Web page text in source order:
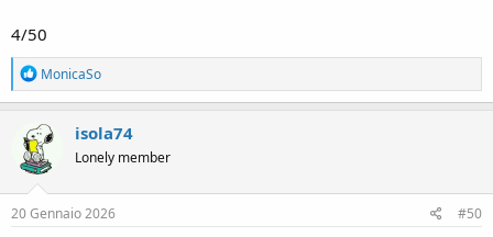
4/50
R
e
a
c
t
i
o
n
s
MonicaSo
isola74
Lonely member
20 Gennaio 2026 #50